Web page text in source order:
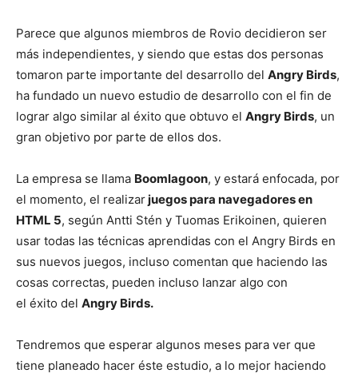
Parece que algunos miembros de Rovio decidieron ser
más independientes, y siendo que estas dos personas
tomaron parte importante del desarrollo del Angry Birds,
ha fundado un nuevo estudio de desarrollo con el fin de
lograr algo similar al éxito que obtuvo el Angry Birds, un
gran objetivo por parte de ellos dos.
La empresa se llama Boomlagoon, y estará enfocada, por
el momento, el realizarjuegos para navegadores en
HTML 5, según Antti Stén y Tuomas Erikoinen, quieren
usar todas las técnicas aprendidas con el Angry Birds en
sus nuevos juegos, incluso comentan que haciendo las
cosas correctas, pueden incluso lanzar algo con
el éxito del Angry Birds.
Tendremos que esperar algunos meses para ver que
tiene planeado hacer éste estudio, a lo mejor haciendo